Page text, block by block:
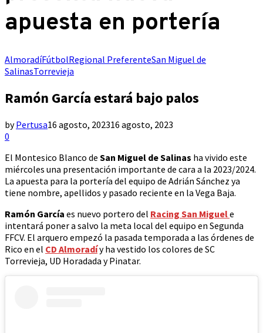
apuesta en portería
AlmoradíFútbolRegional PreferenteSan Miguel de
SalinasTorrevieja
Ramón García estará bajo palos
byPertusa16 agosto, 202316 agosto, 2023
0
El Montesico Blanco de San Miguel de Salinas ha vivido este
miércoles una presentación importante de cara a la 2023/2024.
La apuesta para la portería del equipo de Adrián Sánchez ya
tiene nombre, apellidos y pasado reciente en la Vega Baja.
Ramón García es nuevo portero del Racing San Miguele
intentará poner a salvo la meta local del equipo en Segunda
FFCV. El arquero empezó la pasada temporada a las órdenes de
Rico en el CD Almoradíy ha vestido los colores de SC
Torrevieja, UD Horadada y Pinatar.